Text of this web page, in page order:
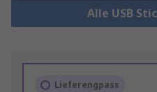
Alle USB
Lieferengpass